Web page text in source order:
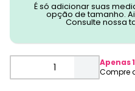
É só adicionar suas
opção de tamanho.
Consulte nossa
Apenas1